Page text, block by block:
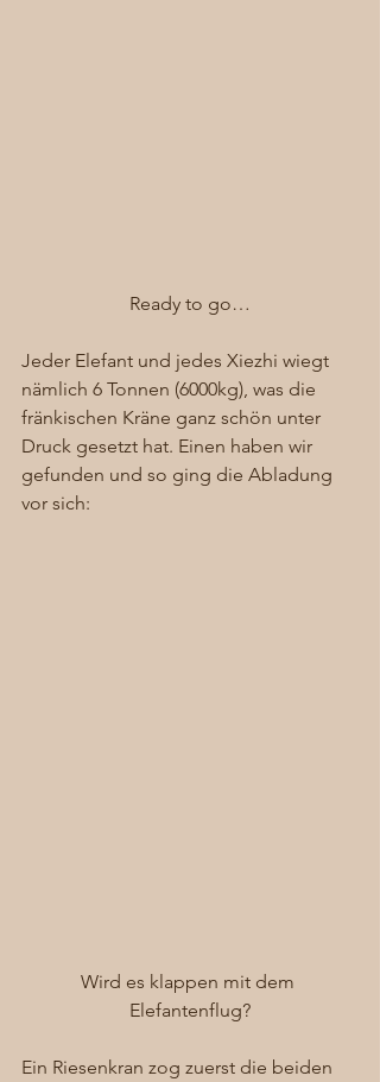
Ready to go…
Jeder Elefant und jedes Xiezhi wiegt
nämlich 6 Tonnen (6000kg), was die
fränkischen Kräne ganz schön unter
Druck gesetzt hat. Einen haben wir
gefunden und so ging die Abladung
vor sich:
Wird es klappen mit dem
Elefantenflug?
Ein Riesenkran zog zuerst die beiden